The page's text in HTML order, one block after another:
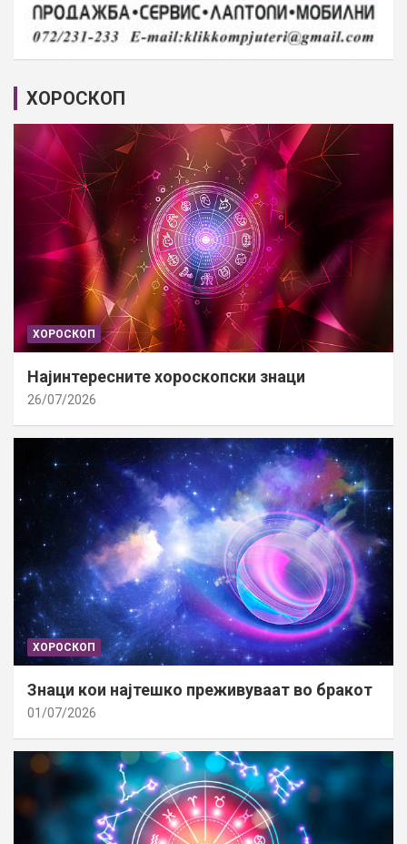
ХОРОСКОП
ХОРОСКОП
Најинтересните хороскопски знаци
26/07/2026
ХОРОСКОП
Знаци кои најтешко преживуваат во бракот
01/07/2026